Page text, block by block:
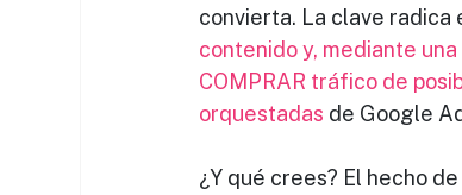
convierta. La clave radica
contenido y, mediante
COMPRAR tráfico de
orquestadas de Google
¿Y qué crees? El hecho